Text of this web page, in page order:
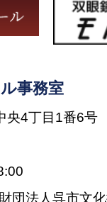
事務室
央4丁目1番6
団法人呉市文化